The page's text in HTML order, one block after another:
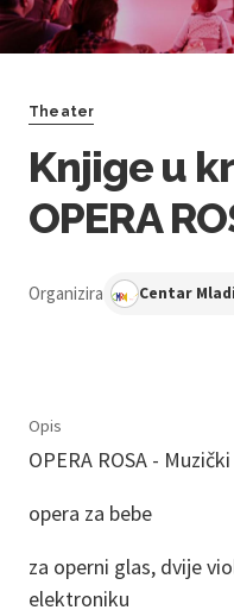
Theater
Knjige u
OPERA
Organizira
Opis
OPERA ROSA -
opera za bebe
za operni glas, dvije
elektroniku